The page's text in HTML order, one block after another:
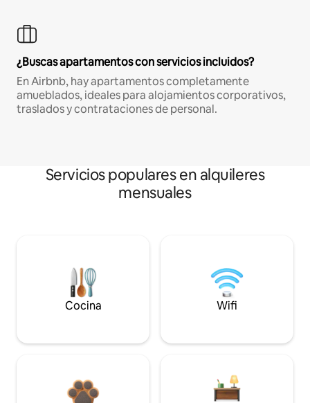
¿Buscas apartamentos con servicios incluidos?
En Airbnb, hay apartamentos completamente
amueblados, ideales para alojamientos corporativos,
traslados y contrataciones de personal.
Servicios populares en alquileres
mensuales
Cocina Wifi